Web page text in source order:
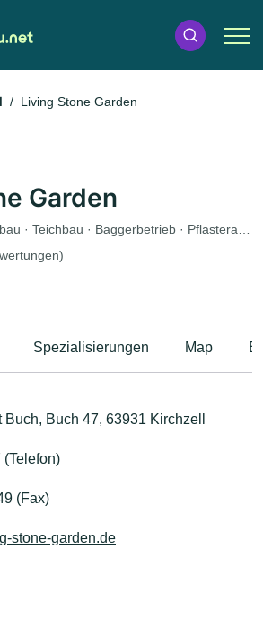
Living Stone Garden
Garden
Landschaftsbau · Poolbau · Teichbau · Baggerbetrieb · Pflasterarbeiten · Terrassengestaltung
Spezialisierungen Map
Buch 47, 63931 Kirchzell
(Telefon)
(Fax)
stone-garden.de